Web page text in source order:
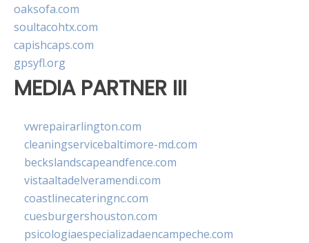
oaksofa.com
soultacohtx.com
capishcaps.com
gpsyfl.org
MEDIA PARTNER III
vwrepairarlington.com
cleaningservicebaltimore-md.com
beckslandscapeandfence.com
vistaaltadelveramendi.com
coastlinecateringnc.com
cuesburgershouston.com
psicologiaespecializadaencampeche.com